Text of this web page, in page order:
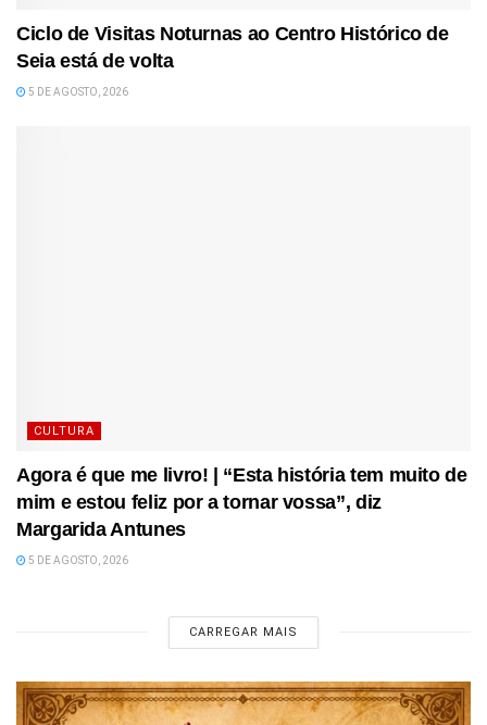
Ciclo de Visitas Noturnas ao Centro Histórico de
Seia está de volta
5 DE AGOSTO, 2026
CULTURA
Agora é que me livro! | “Esta história tem muito de
mim e estou feliz por a tornar vossa”, diz
Margarida Antunes
5 DE AGOSTO, 2026
CARREGAR MAIS